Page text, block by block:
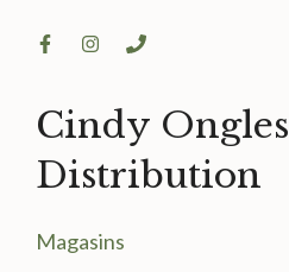
Cindy Ongles
Distribution
Magasins